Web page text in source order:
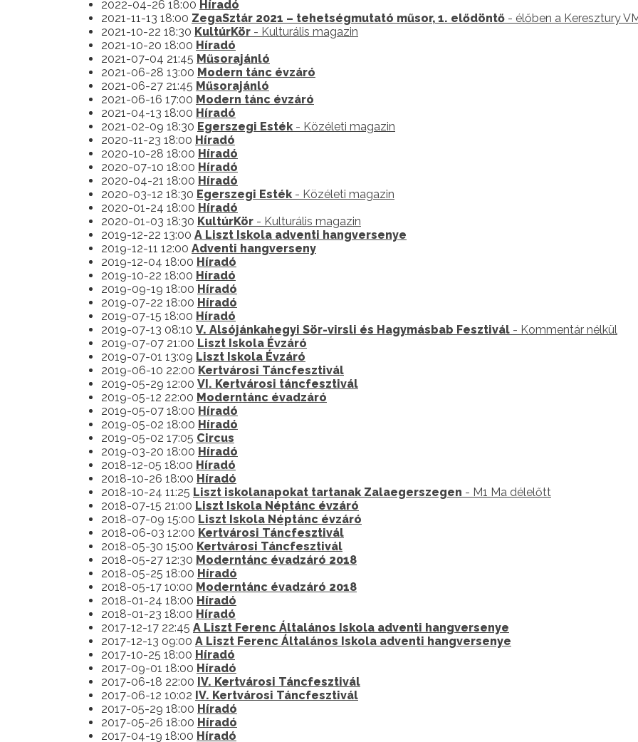
2022-04-26 18:00 Híradó
2021-11-13 18:00 ZegaSztár 2021 – tehetségmutató műsor, 1. elődöntő - élőben a Keresztury
2021-10-22 18:30 KultúrKör - Kulturális magazin
2021-10-20 18:00 Híradó
2021-07-04 21:45 Műsorajánló
2021-06-28 13:00 Modern tánc évzáró
2021-06-27 21:45 Műsorajánló
2021-06-16 17:00 Modern tánc évzáró
2021-04-13 18:00 Híradó
2021-02-09 18:30 Egerszegi Esték - Közéleti magazin
2020-11-23 18:00 Híradó
2020-10-28 18:00 Híradó
2020-07-10 18:00 Híradó
2020-04-21 18:00 Híradó
2020-03-12 18:30 Egerszegi Esték - Közéleti magazin
2020-01-24 18:00 Híradó
2020-01-03 18:30 KultúrKör - Kulturális magazin
2019-12-22 13:00 A Liszt Iskola adventi hangversenye
2019-12-11 12:00 Adventi hangverseny
2019-12-04 18:00 Híradó
2019-10-22 18:00 Híradó
2019-09-19 18:00 Híradó
2019-07-22 18:00 Híradó
2019-07-15 18:00 Híradó
2019-07-13 08:10 V. Alsójánkahegyi Sör-virsli és Hagymásbab Fesztivál - Kommentár nélkül
2019-07-07 21:00 Liszt Iskola Évzáró
2019-07-01 13:09 Liszt Iskola Évzáró
2019-06-10 22:00 Kertvárosi Táncfesztivál
2019-05-29 12:00 VI. Kertvárosi táncfesztivál
2019-05-12 22:00 Moderntánc évadzáró
2019-05-07 18:00 Híradó
2019-05-02 18:00 Híradó
2019-05-02 17:05 Circus
2019-03-20 18:00 Híradó
2018-12-05 18:00 Híradó
2018-10-26 18:00 Híradó
2018-10-24 11:25 Liszt iskolanapokat tartanak Zalaegerszegen - M1 Ma délelőtt
2018-07-15 21:00 Liszt Iskola Néptánc évzáró
2018-07-09 15:00 Liszt Iskola Néptánc évzáró
2018-06-03 12:00 Kertvárosi Táncfesztivál
2018-05-30 15:00 Kertvárosi Táncfesztivál
2018-05-27 12:30 Moderntánc évadzáró 2018
2018-05-25 18:00 Híradó
2018-05-17 10:00 Moderntánc évadzáró 2018
2018-01-24 18:00 Híradó
2018-01-23 18:00 Híradó
2017-12-17 22:45 A Liszt Ferenc Általános Iskola adventi hangversenye
2017-12-13 09:00 A Liszt Ferenc Általános Iskola adventi hangversenye
2017-10-25 18:00 Híradó
2017-09-01 18:00 Híradó
2017-06-18 22:00 IV. Kertvárosi Táncfesztivál
2017-06-12 10:02 IV. Kertvárosi Táncfesztivál
2017-05-29 18:00 Híradó
2017-05-26 18:00 Híradó
2017-04-19 18:00 Híradó